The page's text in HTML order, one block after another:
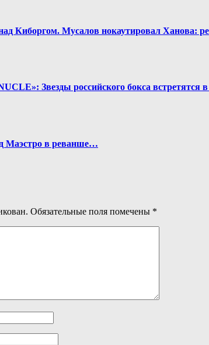
Киборгом. Мусалов нокаутировал Ханова:
Звезды российского бокса встретятся
Маэстро в реванше…
Обязательные поля помечены *